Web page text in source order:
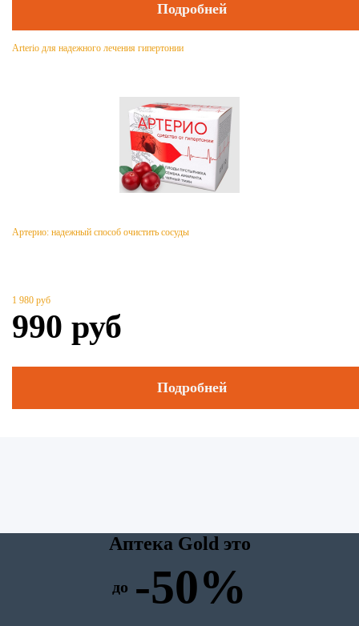
Подробней
Arterio для надежного лечения гипертонии
Артерио: надежный способ очистить сосуды
1 980 руб
990 руб
Подробней
Аптека Gold это
до -50%